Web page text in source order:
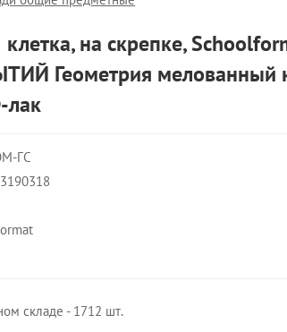
на скрепке,
Геометрия мелованный
ГС
складе - 1712 шт.